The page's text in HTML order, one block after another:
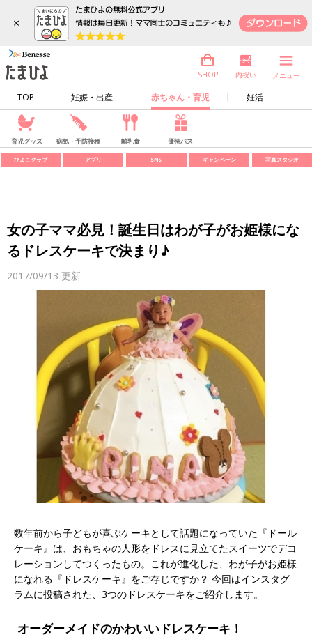
×
TOP 妊娠・出産 赤ちゃん・育児 妊活
SHOP 内祝い メニュー
育児グッズ 病気・予防接種 離乳食 優待パス
ひよこクラブ アプリ SNS キャンペーン 写真スタジオ
女の子ママ必見！誕生日はわが子がお姫様にな
るドレスケーキで決まり♪
2017/09/13 更新
数年前から子どもが喜ぶケーキとして話題になっていた『ドール
ケーキ』は、おもちゃの人形をドレスに見立てたスイーツでデコ
レーションしてつくったもの。これが進化した、わが子がお姫様
になれる『ドレスケーキ』をご存じですか？ 今回はインスタグ
ラムに投稿された、3つのドレスケーキをご紹介します。
オーダーメイドのかわいいドレスケーキ！